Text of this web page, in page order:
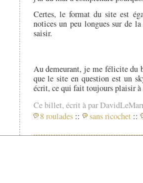
Certes, le format du site est
notices un peu longues sur de
saisir.
Au demeurant, je me félicite du
que le site en question est un
écrit, ce qui fait toujours plaisir à
Ce billet, écrit à par
8 roulades :: sans ricochet ::